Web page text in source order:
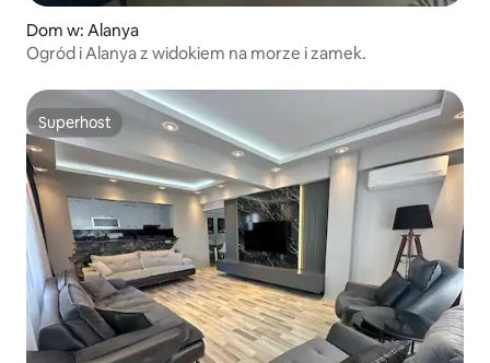
Dom w: Alanya
Ogród i Alanya z widokiem na morze i zamek.
Superhost
Superhost